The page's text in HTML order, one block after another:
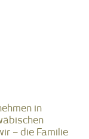
in
– die Familie